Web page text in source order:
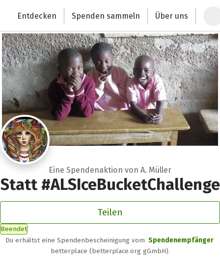
Deutschlands größte Spendenplattform
Entdecken Spenden sammeln Über uns
Eine Spendenaktion von A. Müller
Statt #ALSIceBucketChallenge
Teilen
Beendet
Du erhältst eine Spendenbescheinigung vom Spendenempfänger
betterplace (betterplace.org gGmbH).